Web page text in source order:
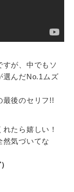
が、中でもソ
選んだNo.1ムズ
最後のセリフ!!
たら嬉しい！
然気づいてな